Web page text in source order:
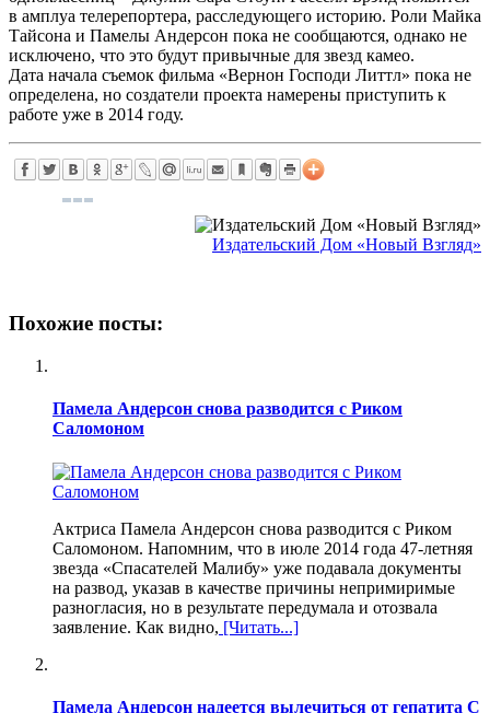
в амплуа телерепортера, расследующего историю. Роли Майка
Тайсона и Памелы Андерсон пока не сообщаются, однако не
исключено, что это будут привычные для звезд камео.
Дата начала съемок фильма «Вернон Господи Литтл» пока не
определена, но создатели проекта намерены приступить к
работе уже в 2014 году.
Издательский Дом «Новый Взгляд»
Похожие посты:
Памела Андерсон снова разводится с Риком
Саломоном
Актриса Памела Андерсон снова разводится с Риком
Саломоном. Напомним, что в июле 2014 года 47-летняя
звезда «Спасателей Малибу» уже подавала документы
на развод, указав в качестве причины непримиримые
разногласия, но в результате передумала и отозвала
заявление. Как видно, [Читать...]
Памела Андерсон надеется вылечиться от гепатита С